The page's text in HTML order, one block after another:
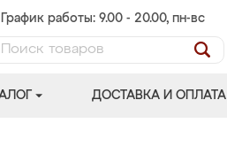
График работы: 9.00 - 20.00, пн-вс
ДОСТАВКА И ОПЛАТА